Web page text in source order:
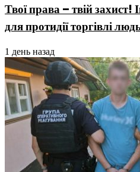
Твої права – твій
для протидії торгівлі
1 день назад